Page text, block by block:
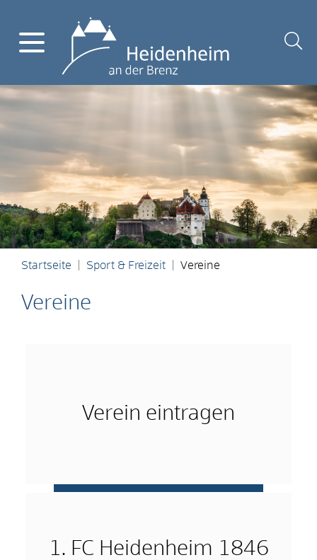
Startseite Sport & Freizeit Vereine
Vereine
Verein eintragen
1. FC Heidenheim 1846